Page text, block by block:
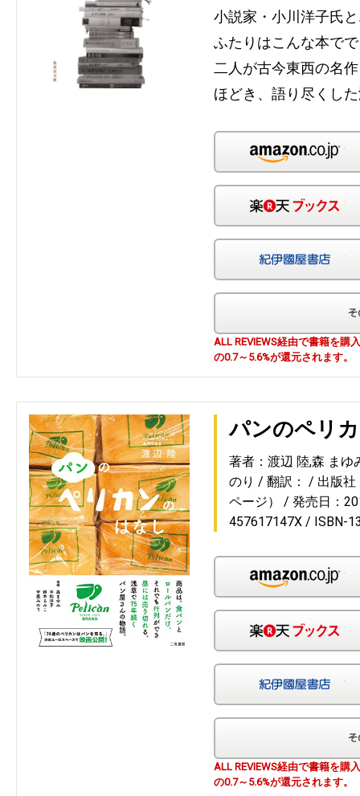
小説家・小川洋子氏
ふたりはこんな本で
二人が古今東西の名
ほどき、語り尽くし
ALL REVIEWS経由で書籍を購
の0.7～5.6%が還元されます。
パンのペリ
著者：渡辺 陸,森 まゆ
のり
翻訳：
出版社
ページ）
発売日：
457617147X
ISBN-
ALL REVIEWS経由で書籍を購
の0.7～5.6%が還元されます。